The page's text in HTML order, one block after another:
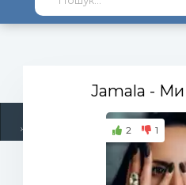
Жанри Топ 100
Jamala - Ми
2 1